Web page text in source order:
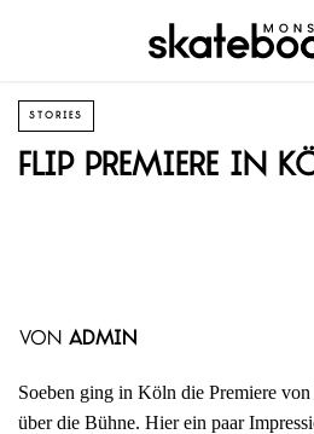
STORIES
Flip Premiere in
von admin
Soeben ging in Köln die Premiere
über die Bühne. Hier ein paar